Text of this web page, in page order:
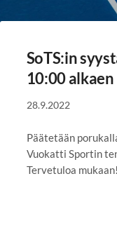
SoTS:in
10:00 alkaen
28.9.2022
Päätetään
Vuokatti Sportin
Tervetuloa mukaan!